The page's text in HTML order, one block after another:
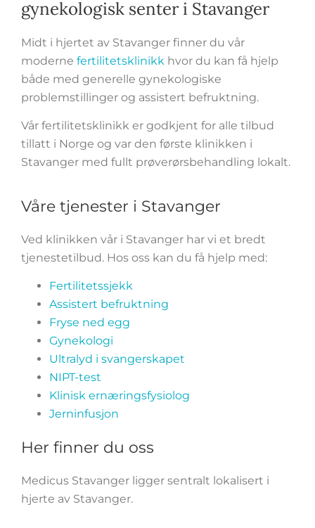
gynekologisk senter i Stavanger
Midt i hjertet av Stavanger finner du vår
moderne fertilitetsklinikk hvor du kan få hjelp
både med generelle gynekologiske
problemstillinger og assistert befruktning.
Vår fertilitetsklinikk er godkjent for alle tilbud
tillatt i Norge og var den første klinikken i
Stavanger med fullt prøverørsbehandling lokalt.
Våre tjenester i Stavanger
Ved klinikken vår i Stavanger har vi et bredt
tjenestetilbud. Hos oss kan du få hjelp med:
Fertilitetssjekk
Assistert befruktning
Fryse ned egg
Gynekologi
Ultralyd i svangerskapet
NIPT-test
Klinisk ernæringsfysiolog
Jerninfusjon
Her finner du oss
Medicus Stavanger ligger sentralt lokalisert i
hjerte av Stavanger.